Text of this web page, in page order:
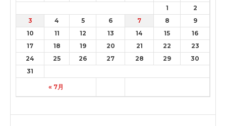
« 7月
1
2
3
4 5 6 7 8
9
10
11 12 13 14 15
16
17
18 19 20 21 22
23
24
25 26 27 28 29
30
31